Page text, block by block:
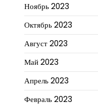
Ноябрь 2023
Октябрь 2023
Август 2023
Май 2023
Апрель 2023
Февраль 2023